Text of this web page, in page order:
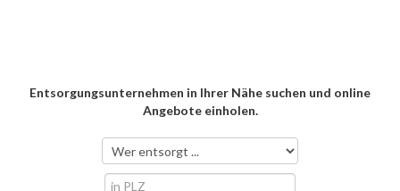
Entsorgungsunternehmen in Ihrer Nähe suchen und online
Angebote einholen.